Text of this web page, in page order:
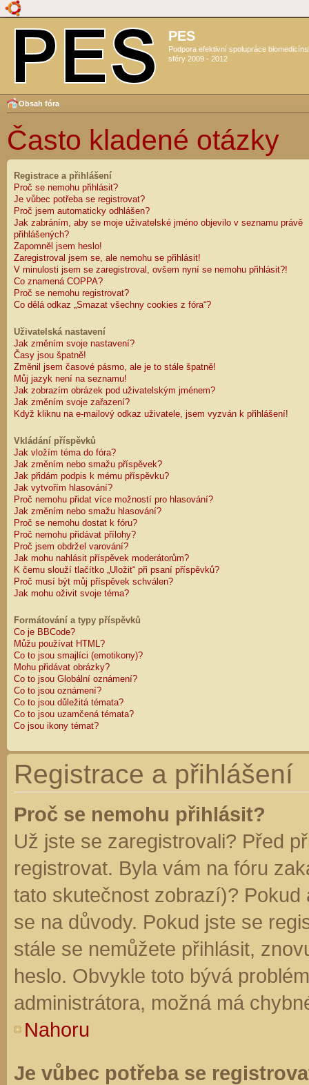
PES
Podpora efektivní spolupráce
sféry 2009 - 2012
Obsah fóra
Často kladené otázky
Registrace a přihlášení
Proč se nemohu přihlásit?
Je vůbec potřeba se registrovat?
Proč jsem automaticky odhlášen?
Jak zabráním, aby se moje uživatelské jméno objevilo v seznamu právě
přihlášených?
Zapomněl jsem heslo!
Zaregistroval jsem se, ale nemohu se přihlásit!
V minulosti jsem se zaregistroval, ovšem nyní se nemohu přihlásit?!
Co znamená COPPA?
Proč se nemohu registrovat?
Co dělá odkaz „Smazat všechny cookies z fóra“?
Uživatelská nastavení
Jak změním svoje nastavení?
Časy jsou špatně!
Změnil jsem časové pásmo, ale je to stále špatně!
Můj jazyk není na seznamu!
Jak zobrazím obrázek pod uživatelským jménem?
Jak změním svoje zařazení?
Když kliknu na e-mailový odkaz uživatele, jsem vyzván k přihlášení!
Vkládání příspěvků
Jak vložím téma do fóra?
Jak změním nebo smažu příspěvek?
Jak přidám podpis k mému příspěvku?
Jak vytvořím hlasování?
Proč nemohu přidat více možností pro hlasování?
Jak změním nebo smažu hlasování?
Proč se nemohu dostat k fóru?
Proč nemohu přidávat přílohy?
Proč jsem obdržel varování?
Jak mohu nahlásit příspěvek moderátorům?
K čemu slouží tlačítko „Uložit“ při psaní příspěvků?
Proč musí být můj příspěvek schválen?
Jak mohu oživit svoje téma?
Formátování a typy příspěvků
Co je BBCode?
Můžu používat HTML?
Co to jsou smajlíci (emotikony)?
Mohu přidávat obrázky?
Co to jsou Globální oznámení?
Co to jsou oznámení?
Co to jsou důležitá témata?
Co to jsou uzamčená témata?
Co jsou ikony témat?
Registrace a přihlášení
Proč se nemohu přihlásit?
Už jste se zaregistrovali? Před
registrovat. Byla vám na fóru
tato skutečnost zobrazí)?
se na důvody. Pokud jste se
stále se nemůžete přihlásit,
heslo. Obvykle toto bývá
administrátora, možná má
Nahoru
Je vůbec potřeba se